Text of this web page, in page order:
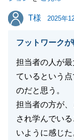
T様
T様 2025年
フットワーク
担当者の人が
ているという
のだと思う。
担当者の方が
され学んでい
いように感じた